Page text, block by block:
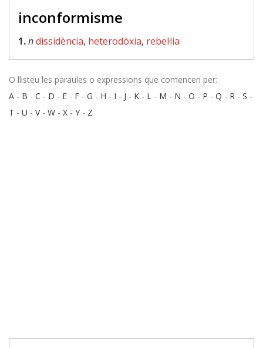
inconformisme
1.ndissidència, heterodòxia, rebel·lia
O llisteu les paraules o expressions que comencen per:
A - B - C - D - E - F - G - H - I - J - K - L - M - N - O - P - Q - R - S -
T - U - V- W - X - Y - Z